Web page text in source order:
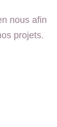
nous afin
projets.